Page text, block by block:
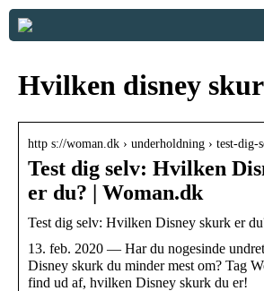
Hvilken disney
http s://woman.dk › underholdning › test-dig-
Test dig selv: Hvilken
er du? | Woman.dk
Test dig selv: Hvilken Disney skurk er
13. feb. 2020 — Har du nogesinde
Disney skurk du minder mest om? Tag
find ud af, hvilken Disney skurk du er!